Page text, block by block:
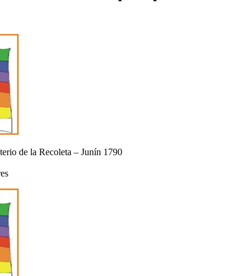
de la Recoleta – Junín 1790